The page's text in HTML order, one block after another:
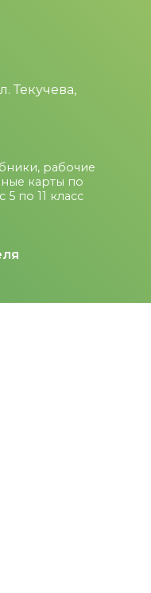
Текучева,
рабочие
карты по
по 11 класс